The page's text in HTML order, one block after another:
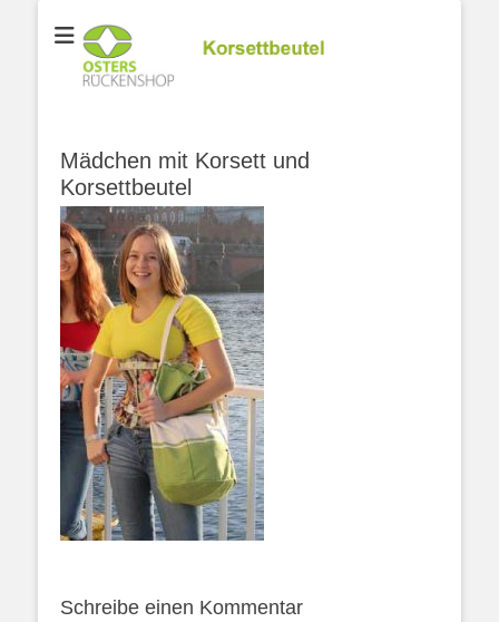
Korsettbeutel
Mädchen mit Korsett und
Korsettbeutel
Schreibe einen Kommentar